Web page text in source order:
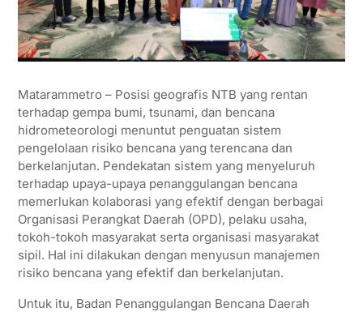
Matarammetro – Posisi geografis NTB yang rentan
terhadap gempa bumi, tsunami, dan bencana
hidrometeorologi menuntut penguatan sistem
pengelolaan risiko bencana yang terencana dan
berkelanjutan. Pendekatan sistem yang menyeluruh
terhadap upaya-upaya penanggulangan bencana
memerlukan kolaborasi yang efektif dengan berbagai
Organisasi Perangkat Daerah (OPD), pelaku usaha,
tokoh-tokoh masyarakat serta organisasi masyarakat
sipil. Hal ini dilakukan dengan menyusun manajemen
risiko bencana yang efektif dan berkelanjutan.
Untuk itu, Badan Penanggulangan Bencana Daerah